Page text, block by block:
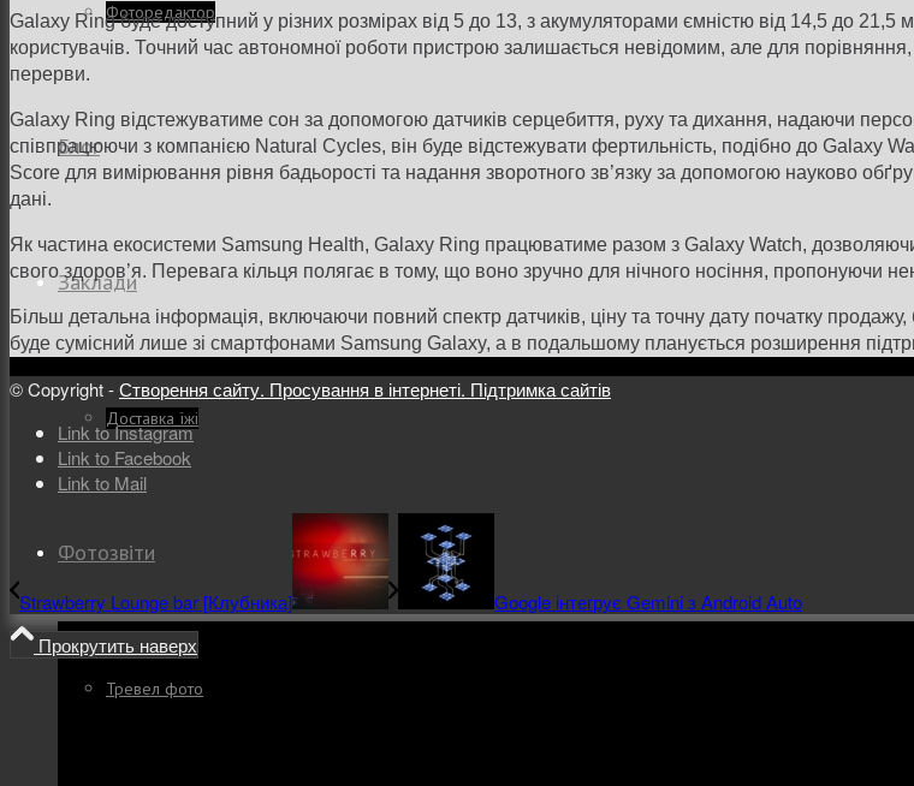
Фоторедактор
Блог
Заклади
Доставка їжі
Фотозвіти
Тревел фото
Galaxy Ring буде доступний у різних розмірах від 5 до 13, з акумуляторами ємністю від 14,5 до 21,5
користувачів. Точний час автономної роботи пристрою залишається невідомим, але для
перерви.
Galaxy Ring відстежуватиме сон за допомогою датчиків серцебиття, руху та дихання, надаючи
співпрацюючи з компанією Natural Cycles, він буде відстежувати фертильність, подібно до Galaxy
Score для вимірювання рівня бадьорості та надання зворотного зв’язку за допомогою науково
дані.
Як частина екосистеми Samsung Health, Galaxy Ring працюватиме разом з Galaxy Watch,
свого здоров’я. Перевага кільця полягає в тому, що воно зручно для нічного носіння, пропонуючи
Більш детальна інформація, включаючи повний спектр датчиків, ціну та точну дату початку
буде сумісний лише зі смартфонами Samsung Galaxy, а в подальшому планується розширення
© Copyright -Створення сайту. Просування в інтернеті. Підтримка сайтів
Link to Instagram
Link to Facebook
Link to Mail
Strawberry Lounge bar [Клубника]
Google інтегрує Gemini з Android Auto
Прокрутить наверх